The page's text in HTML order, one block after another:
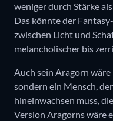
weniger durch Stärke
Das könnte der
zwischen Licht und
melancholischer bis
Auch sein Aragorn
sondern ein Mensch,
hineinwachsen muss,
Version Aragorns wäre